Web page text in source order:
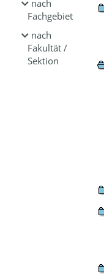
nach
Fachgebiet
nach
Fakultät /
Sektion